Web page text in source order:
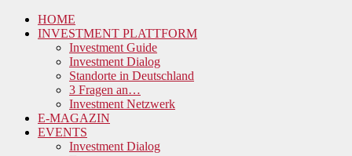
HOME
INVESTMENT PLATTFORM
Investment Guide
Investment Dialog
Standorte in Deutschland
3 Fragen an…
Investment Netzwerk
E-MAGAZIN
EVENTS
Investment Dialog